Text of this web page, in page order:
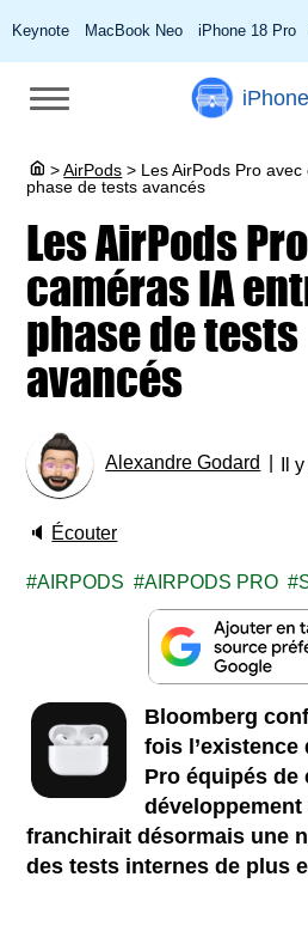
Keynote MacBook Neo iPhone 18 Pro
iPhone
> AirPods > Les AirPods Pro
phase de tests avancés
Les AirPods
caméras IA
phase de tests
avancés
Alexandre Godard Il
🔈 Écouter
AIRPODS AIRPODS PRO
Bloomberg
fois
Pro équipés de
franchirait désormais une
des tests internes de plus